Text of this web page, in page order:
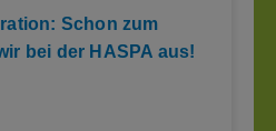
Schon zum
bei der HASPA aus!